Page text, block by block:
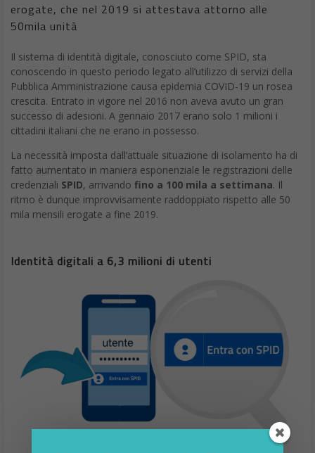
erogate, che nel 2019 si attestava attorno alle
50mila unità
Il sistema di identità digitale, conosciuto come SPID, sta
conoscendo in questo periodo legato all’utilizzo di servizi della
Pubblica Amministrazione causa epidemia COVID-19 un rosea
crescita. Entrato in vigore nel 2016 non aveva avuto un gran
successo di adesioni. A gennaio 2017 erano solo 1 milioni i
cittadini italiani che ne erano in possesso.
La necessità imposta dall’attuale situazione di isolamento ha di
fatto aumentato in maniera esponenziale le registrazioni delle
credenziali SPID, arrivando fino a 100 mila a settimana. Il
ritmo è dunque improvvisamente raddoppiato rispetto alle 50
mila mensili erogate a fine 2019.
Identità digitali a 6,3 milioni di utenti